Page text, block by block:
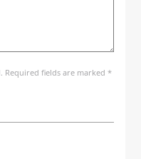
Required fields are marked *